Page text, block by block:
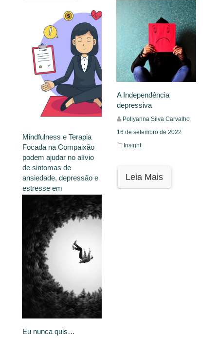
Mindfulness e Terapia
Focada na Compaixão
podem ajudar no alívio
de sintomas de
ansiedade, depressão e
estresse em
professores
Redação (En)Cena
22 de setembro de 2022
Insight
Leia Mais
A Independência
depressiva
Pollyanna Silva Carvalho
16 de setembro de 2022
Insight
Leia Mais
Eu nunca quis…